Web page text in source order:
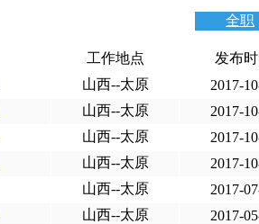
全职
工作地点
发布
山西--太原 2017-
山西--太原 2017-
山西--太原 2017-
山西--太原 2017-
山西--太原 2017-
山西--太原 2017-